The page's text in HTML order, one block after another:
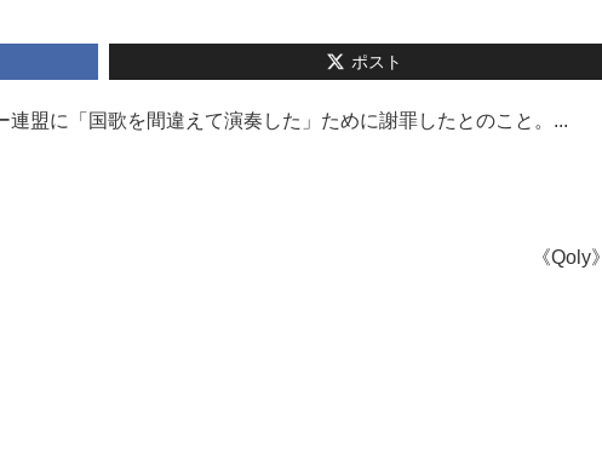
ポスト
盟に「国歌を間違えて演奏した」ために謝罪したとのこと。...
《Qoly》